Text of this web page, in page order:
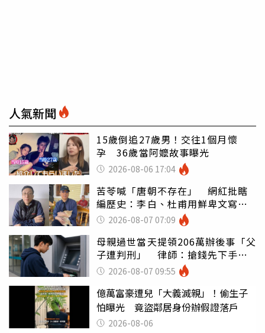
人氣新聞
15歲倒追27歲男！交往1個月懷
孕 36歲當阿嬤故事曝光
2026-08-06 17:04
苦苓喊「唐朝不存在」 網紅批瞎
編歷史：李白、杜甫用鮮卑文寫
詩？2026-08-07 07:09
母親過世當天提領206萬辦後事「父
子遭判刑」 律師：搶錢先下手是
罪 2026-08-07 09:55
億萬富豪遭兒「大義滅親」！偷生子
怕曝光 竟盜鄰居身份辦假證落戶
2026-08-06